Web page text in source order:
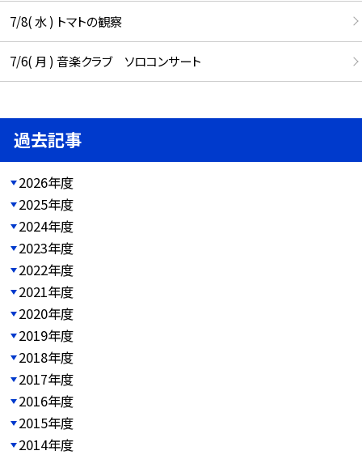
7/8( 水 ) トマトの観察
7/6( 月 ) 音楽クラブ ソロコンサート
過去記事
2026年度
2025年度
2024年度
2023年度
2022年度
2021年度
2020年度
2019年度
2018年度
2017年度
2016年度
2015年度
2014年度